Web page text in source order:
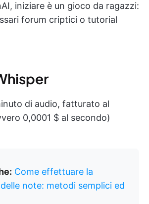
iniziare è un gioco da ragazzi:
forum criptici o tutorial
di audio, fatturato al
0,0001 $ al secondo)
Come effettuare la
note: metodi semplici ed